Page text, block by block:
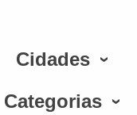
Cidades
Categorias